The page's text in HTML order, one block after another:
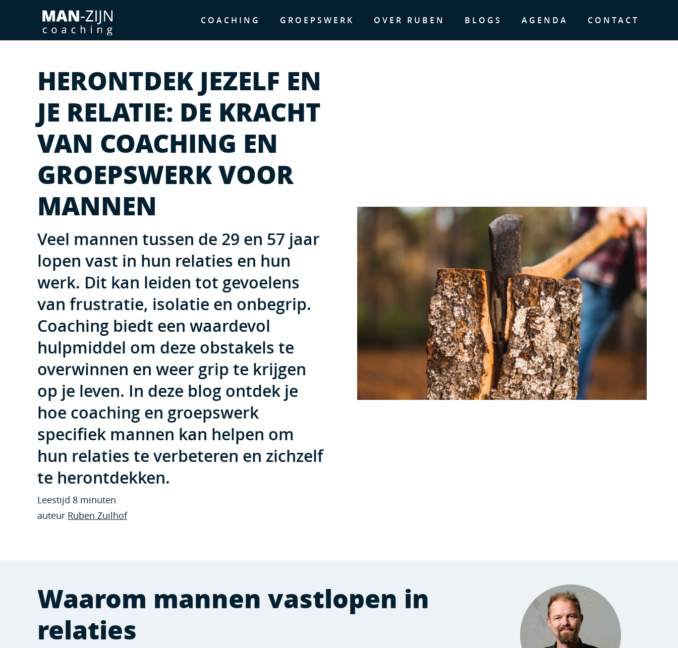
COACHING GROEPSWERK OVER RUBEN BLOGS AGENDA CONTACT
HERONTDEK JEZELF EN
JE RELATIE: DE KRACHT
VAN COACHING EN
GROEPSWERK VOOR
MANNEN
Veel mannen tussen de 29 en 57 jaar
lopen vast in hun relaties en hun
werk. Dit kan leiden tot gevoelens
van frustratie, isolatie en onbegrip.
Coaching biedt een waardevol
hulpmiddel om deze obstakels te
overwinnen en weer grip te krijgen
op je leven. In deze blog ontdek je
hoe coaching en groepswerk
specifiek mannen kan helpen om
hun relaties te verbeteren en zichzelf
te herontdekken.
Leestijd 8 minuten
auteur Ruben Zuilhof
Waarom mannen vastlopen in
relaties